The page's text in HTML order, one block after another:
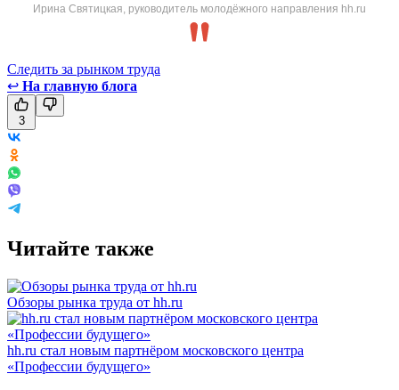
Ирина Святицкая, руководитель молодёжного направления hh.ru
Следить за рынком труда
↩ На главную блога
3
Читайте также
Обзоры рынка труда от hh.ru
hh.ru стал новым партнёром московского центра
«Профессии будущего»